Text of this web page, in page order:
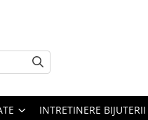
INTRETINERE BIJUTERII